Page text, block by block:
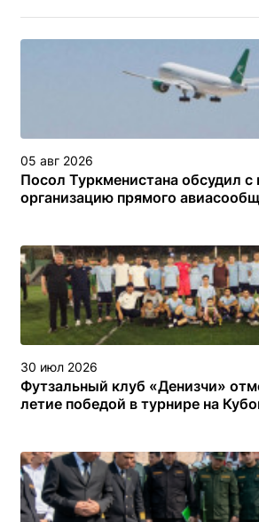
05 авг 2026
Посол Туркменистана обсудил с
организацию прямого
30 июл 2026
Футзальный клуб «Денизчи»
летие победой в турнире на